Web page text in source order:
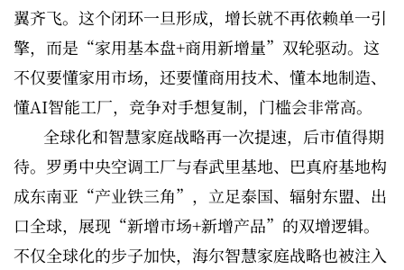
翼齐飞。这个闭环一旦形成，增长就不再依赖单一引
擎，而是“家用基本盘+商用新增量”双轮驱动。这
不仅要懂家用市场，还要懂商用技术、懂本地制造、
懂AI智能工厂，竞争对手想复制，门槛会非常高。
全球化和智慧家庭战略再一次提速，后市值得期
待。罗勇中央空调工厂与春武里基地、巴真府基地构
成东南亚“产业铁三角”，立足泰国、辐射东盟、出
口全球，展现“新增市场+新增产品”的双增逻辑。
不仅全球化的步子加快，海尔智慧家庭战略也被注入